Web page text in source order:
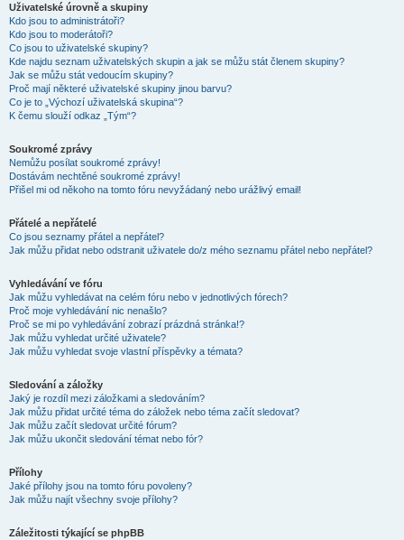
Uživatelské úrovně a skupiny
Kdo jsou to administrátoři?
Kdo jsou to moderátoři?
Co jsou to uživatelské skupiny?
Kde najdu seznam uživatelských skupin a jak se můžu stát členem skupiny?
Jak se můžu stát vedoucím skupiny?
Proč mají některé uživatelské skupiny jinou barvu?
Co je to „Výchozí uživatelská skupina“?
K čemu slouží odkaz „Tým“?
Soukromé zprávy
Nemůžu posílat soukromé zprávy!
Dostávám nechtěné soukromé zprávy!
Přišel mi od někoho na tomto fóru nevyžádaný nebo urážlivý email!
Přátelé a nepřátelé
Co jsou seznamy přátel a nepřátel?
Jak můžu přidat nebo odstranit uživatele do/z mého seznamu přátel nebo nepřátel?
Vyhledávání ve fóru
Jak můžu vyhledávat na celém fóru nebo v jednotlivých fórech?
Proč moje vyhledávání nic nenašlo?
Proč se mi po vyhledávání zobrazí prázdná stránka!?
Jak můžu vyhledat určité uživatele?
Jak můžu vyhledat svoje vlastní příspěvky a témata?
Sledování a záložky
Jaký je rozdíl mezi záložkami a sledováním?
Jak můžu přidat určité téma do záložek nebo téma začít sledovat?
Jak můžu začít sledovat určité fórum?
Jak můžu ukončit sledování témat nebo fór?
Přílohy
Jaké přílohy jsou na tomto fóru povoleny?
Jak můžu najít všechny svoje přílohy?
Záležitosti týkající se phpBB